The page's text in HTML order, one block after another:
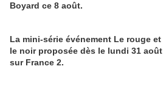
Boyard ce 8 août.
La mini-série événement Le rouge et
le noir proposée dès le lundi 31 août
sur France 2.